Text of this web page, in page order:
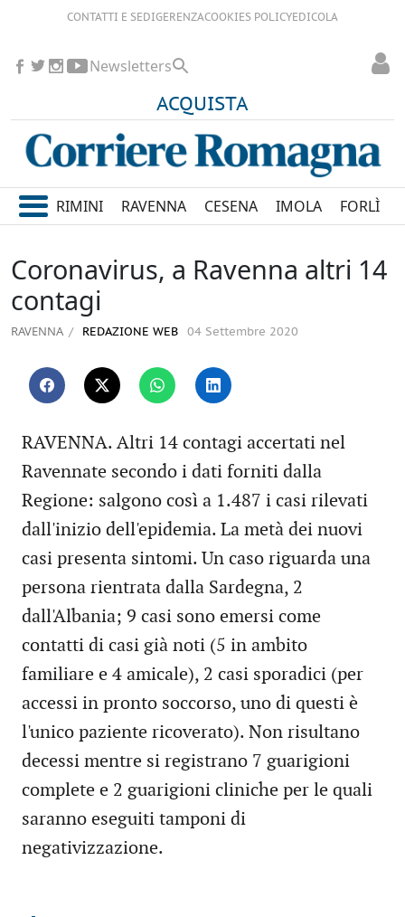
CONTATTI E SEDIGERENZACOOKIES POLICYEDICOLA
ACQUISTA
Newsletters
RIMINI RAVENNA CESENA IMOLA FORLÌ
Coronavirus, a Ravenna altri 14
contagi
RAVENNA REDAZIONE WEB 04 Settembre 2020
RAVENNA. Altri 14 contagi accertati nel
Ravennate secondo i dati forniti dalla
Regione: salgono così a 1.487 i casi rilevati
dall'inizio dell'epidemia. La metà dei nuovi
casi presenta sintomi. Un caso riguarda una
persona rientrata dalla Sardegna, 2
dall'Albania; 9 casi sono emersi come
contatti di casi già noti (5 in ambito
familiare e 4 amicale), 2 casi sporadici (per
accessi in pronto soccorso, uno di questi è
l'unico paziente ricoverato). Non risultano
decessi mentre si registrano 7 guarigioni
complete e 2 guarigioni cliniche per le quali
saranno eseguiti tamponi di
negativizzazione.